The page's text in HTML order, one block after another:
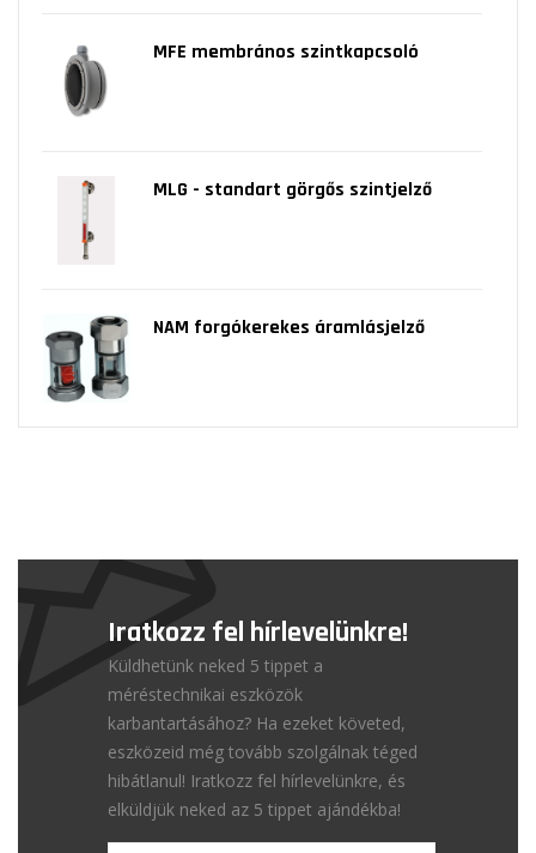
MFE membrános szintkapcsoló
MLG - standart görgős szintjelző
NAM forgókerekes áramlásjelző
Iratkozz fel hírlevelünkre!
Küldhetünk neked 5 tippet a
méréstechnikai eszközök
karbantartásához? Ha ezeket követed,
eszközeid még tovább szolgálnak téged
hibátlanul! Iratkozz fel hírlevelünkre, és
elküldjük neked az 5 tippet ajándékba!